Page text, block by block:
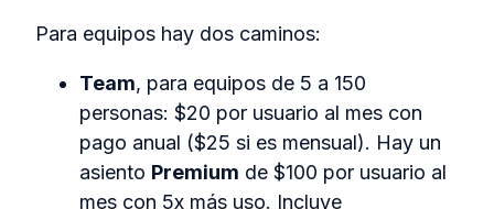
Para equipos hay dos caminos:
Team, para equipos de 5 a 150
personas: $20 por usuario al mes con
pago anual ($25 si es mensual). Hay un
asiento Premium de $100 por usuario al
mes con 5x más uso. Incluye